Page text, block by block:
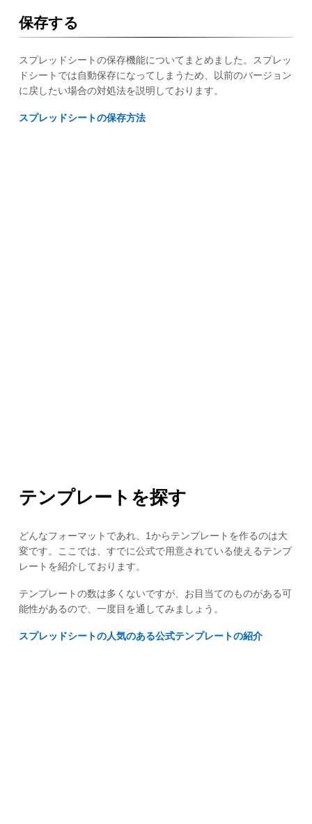
保存する
スプレッドシートの保存機能についてまとめました。スプレッ
ドシートでは自動保存になってしまうため、以前のバージョン
に戻したい場合の対処法を説明しております。
スプレッドシートの保存方法
テンプレートを探す
どんなフォーマットであれ、1からテンプレートを作るのは大
変です。ここでは、すでに公式で用意されている使えるテンプ
レートを紹介しております。
テンプレートの数は多くないですが、お目当てのものがある可
能性があるので、一度目を通してみましょう。
スプレッドシートの人気のある公式テンプレートの紹介